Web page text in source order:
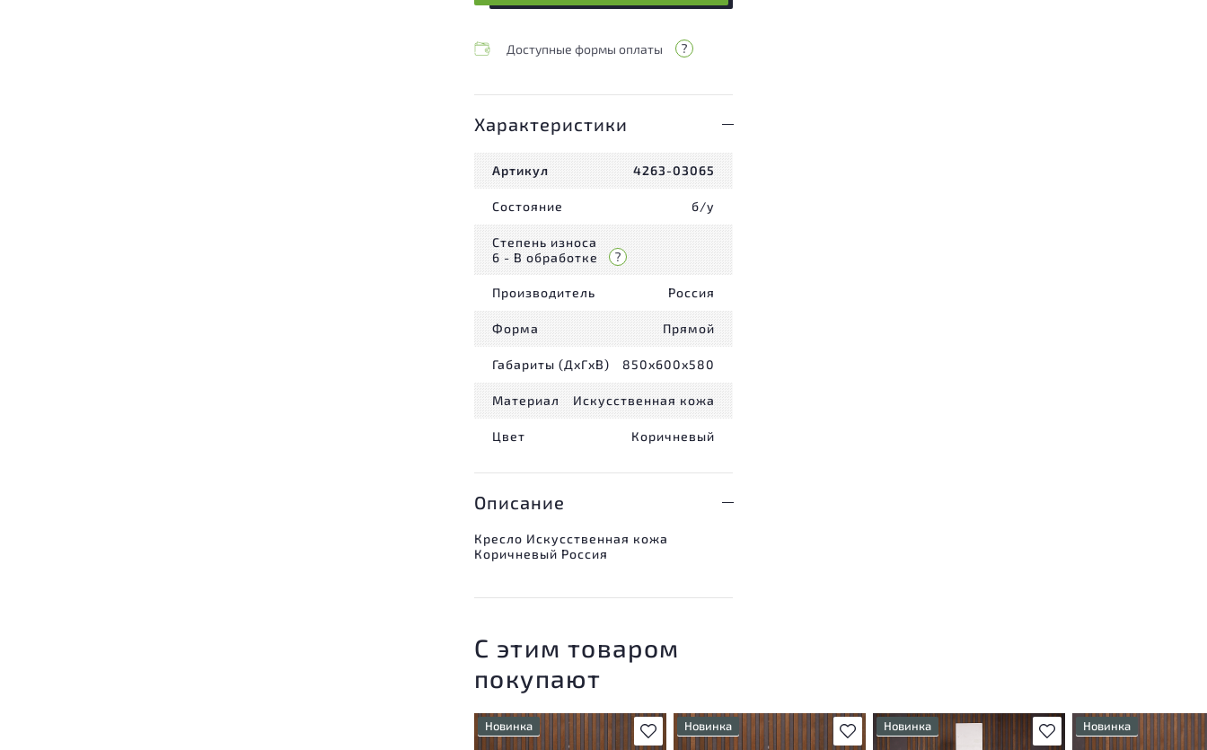
Доступные формы оплаты
Характеристики
Артикул 4263-03065
Состояние б/у
Степень износа
6 - В обработке
Производитель Россия
Форма Прямой
Габариты (ДxГxВ) 850x600x580
Материал Искусственная кожа
Цвет Коричневый
Описание
Кресло Искусственная кожа
Коричневый Россия
С этим товаром
покупают
В избранное
Новинка В избранное
Новинка В избранное
Новинка Новинка